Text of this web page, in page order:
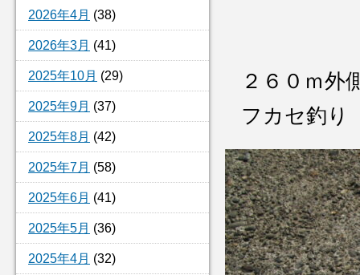
2026年4月 (38)
2026年3月 (41)
2025年10月 (29)
2025年9月 (37)
2025年8月 (42)
2025年7月 (58)
2025年6月 (41)
2025年5月 (36)
2025年4月 (32)
２６０ｍ
フカセ釣り